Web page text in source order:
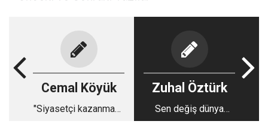
Cemal Köyük
"Siyasetçi kazanmayı,
Zuhal Öztürk
Sen değiş dünya
değişsin...